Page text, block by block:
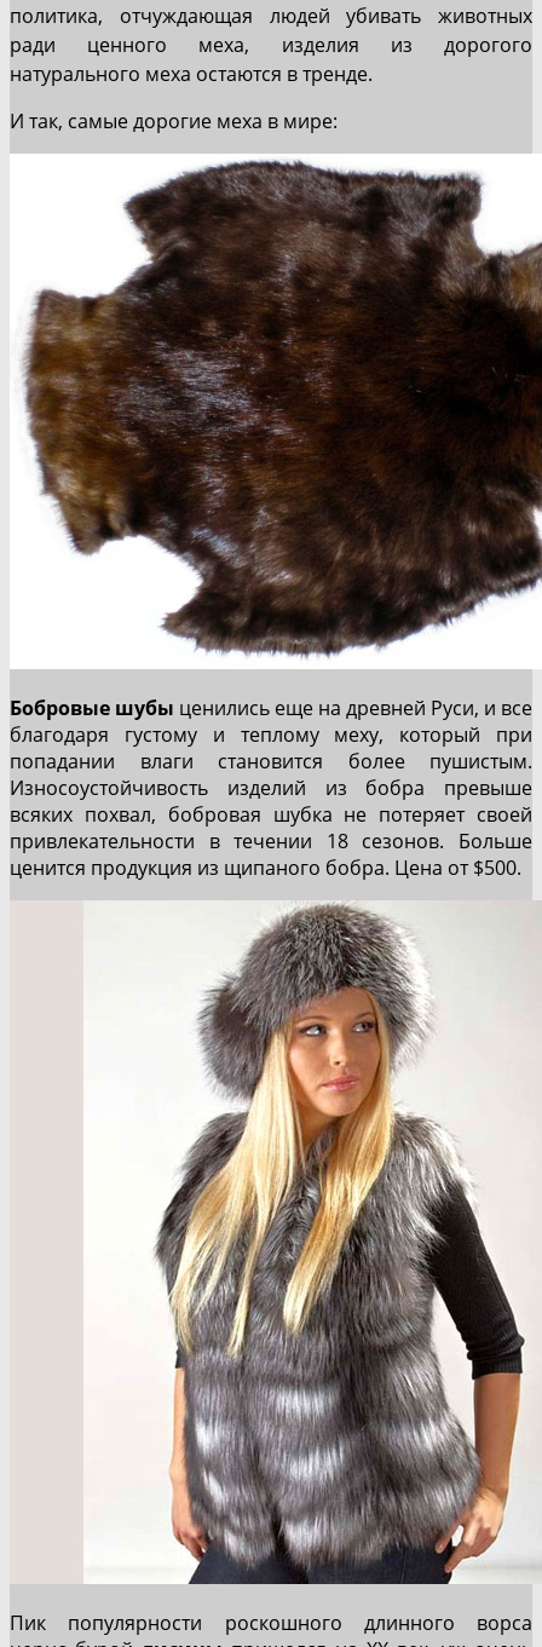
политика, отчуждающая людей убивать животных
ради ценного меха, изделия из дорогого
натурального меха остаются в тренде.
И так, самые дорогие меха в мире:
Бобровые шубы ценились еще на древней Руси, и все
благодаря густому и теплому меху, который при
попадании влаги становится более пушистым.
Износоустойчивость изделий из бобра превыше
всяких похвал, бобровая шубка не потеряет своей
привлекательности в течении 18 сезонов. Больше
ценится продукция из щипаного бобра. Цена от $500.
Пик популярности роскошного длинного ворса